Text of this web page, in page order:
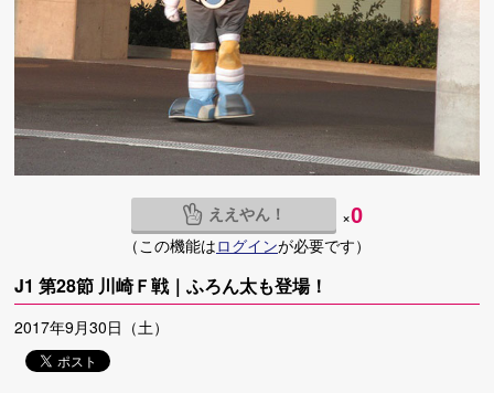
ええやん！ ×0
（この機能はログインが必要です）
J1 第28節 川崎Ｆ戦｜ふろん太も登場！
2017年9月30日（土）